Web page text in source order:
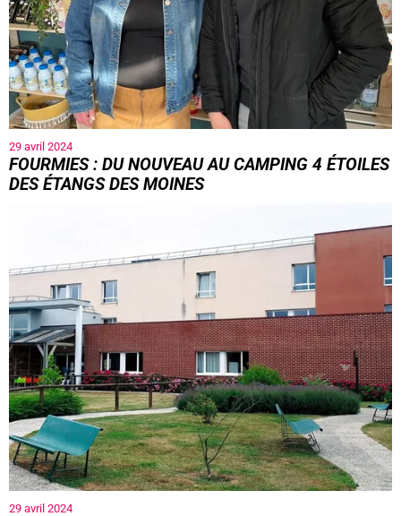
29 avril 2024
FOURMIES : DU NOUVEAU AU CAMPING 4 ÉTOILES
DES ÉTANGS DES MOINES
29 avril 2024